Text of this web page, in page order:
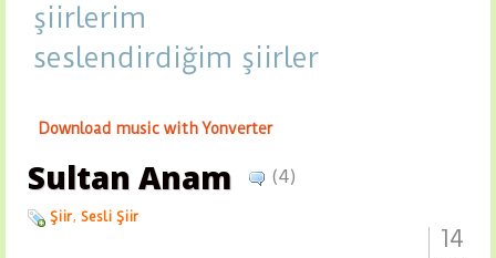
şiirlerim
seslendirdiğim şiirler
Download music with Yonverter
Sultan Anam (4)
Şiir, Sesli Şiir
14